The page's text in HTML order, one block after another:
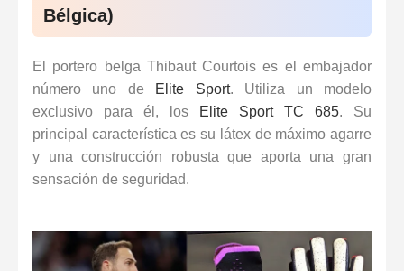
Bélgica)
El portero belga Thibaut Courtois es el embajador
número uno de
Elite Sport. Utiliza un modelo
exclusivo para él, los
Elite Sport TC 685. Su
principal característica es su látex de máximo agarre
y una construcción robusta que aporta una gran
sensación de seguridad.